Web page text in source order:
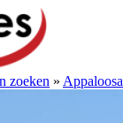
zoeken » Appaloosa